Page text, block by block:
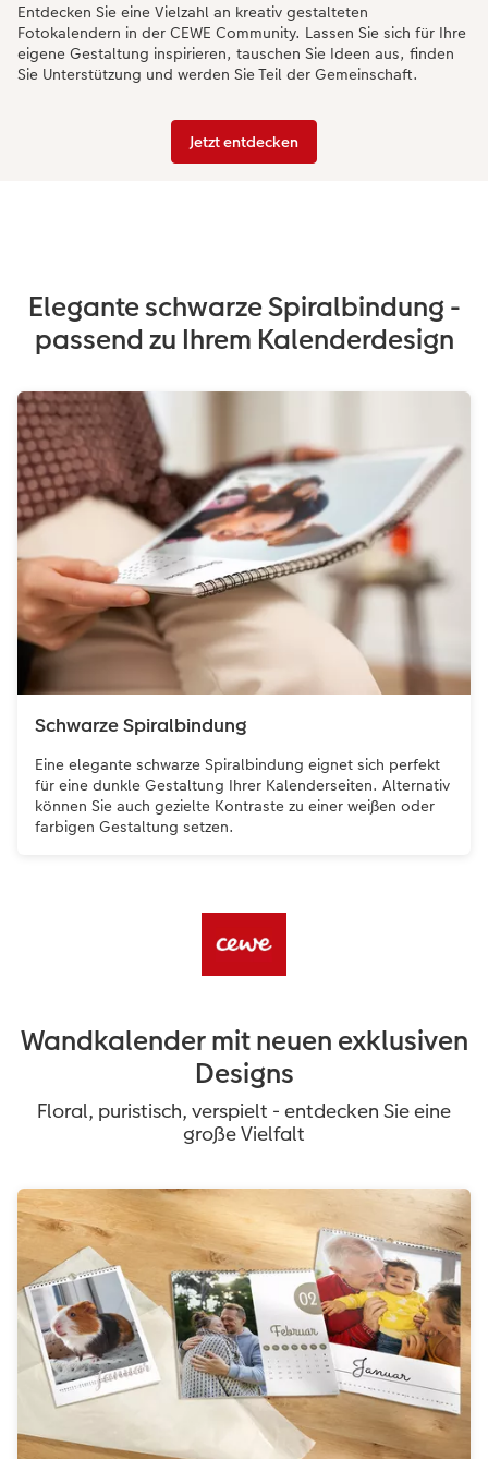
Entdecken Sie eine Vielzahl an kreativ gestalteten
Fotokalendern in der CEWE Community. Lassen Sie sich für Ihre
eigene Gestaltung inspirieren, tauschen Sie Ideen aus, finden
Sie Unterstützung und werden Sie Teil der Gemeinschaft.
Jetzt entdecken
Elegante schwarze Spiralbindung -
passend zu Ihrem Kalenderdesign
Schwarze Spiralbindung
Eine elegante schwarze Spiralbindung eignet sich perfekt
für eine dunkle Gestaltung Ihrer Kalenderseiten. Alternativ
können Sie auch gezielte Kontraste zu einer weißen oder
farbigen Gestaltung setzen.
Wandkalender mit neuen exklusiven
Designs
Floral, puristisch, verspielt - entdecken Sie eine
große Vielfalt